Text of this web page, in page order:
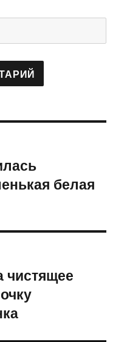
белая
чистящее